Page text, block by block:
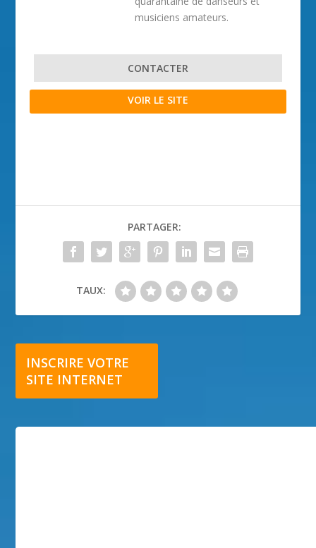
musiciens amateurs.
CONTACTER
VOIR LE SITE
PARTAGER:
TAUX:
INSCRIRE VOTRE
SITE INTERNET